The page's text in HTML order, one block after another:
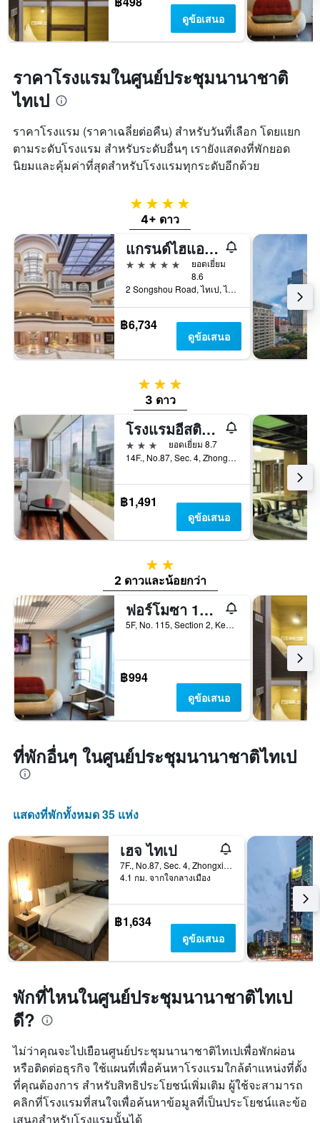
ดูข้อเสนอ
ราคาโรงแรมในศูนย์ประชุมนานาชาติ
ไทเป
ราคาโรงแรม (ราคาเฉลี่ยต่อคืน) สำหรับวันที่เลือก โดยแยก
ตามระดับโรงแรม สำหรับระดับอื่นๆ เรายังแสดงที่พักยอด
นิยมและคุ้มค่าที่สุดสำหรับโรงแรมทุกระดับอีกด้วย
4 ดาว
4+ ดาว
แกรนด์ไฮแอท ไทเป
5 ดาว
ยอดเยี่ยม
8.6
2 Songshou Road, ไทเป, ไต้หวัน
฿6,734
ดูข้อเสนอ
3 ดาว
3 ดาว
โรงแรมอีสติน ไทเป
3 ดาว
ยอดเยี่ยม 8.7
14F., No.87, Sec. 4, Zhongxiao E. Rd., ไทเป, ไต้หวัน
฿1,491
ดูข้อเสนอ
2 ดาว
2 ดาวและน้อยกว่า
ฟอร์โมซา 101 - โฮสเทล
5F, No. 115, Section 2, Keelung Road, ไทเป, ไต้หวัน
฿994
ดูข้อเสนอ
ที่พักอื่นๆ ในศูนย์ประชุมนานาชาติไทเป
แสดงที่พักทั้งหมด 35 แห่ง
เฮจ ไทเป
7F., No.87, Sec. 4, Zhongxiao E. Rd., ไทเป, ไต้หวัน
4.1 กม. จากใจกลางเมือง
฿1,634
ดูข้อเสนอ
พักที่ไหนในศูนย์ประชุมนานาชาติไทเป
ดี?
ไม่ว่าคุณจะไปเยือนศูนย์ประชุมนานาชาติไทเปเพื่อพักผ่อน
หรือติดต่อธุรกิจ ใช้แผนที่เพื่อค้นหาโรงแรมใกล้ตำแหน่งที่ตั้ง
ที่คุณต้องการ สำหรับสิทธิประโยชน์เพิ่มเติม ผู้ใช้จะสามารถ
คลิกที่โรงแรมที่สนใจเพื่อค้นหาข้อมูลที่เป็นประโยชน์และข้อ
เสนอสำหรับโรงแรมนั้นได้